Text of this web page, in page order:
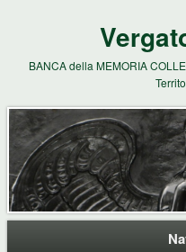
BANCA della MEMORIA